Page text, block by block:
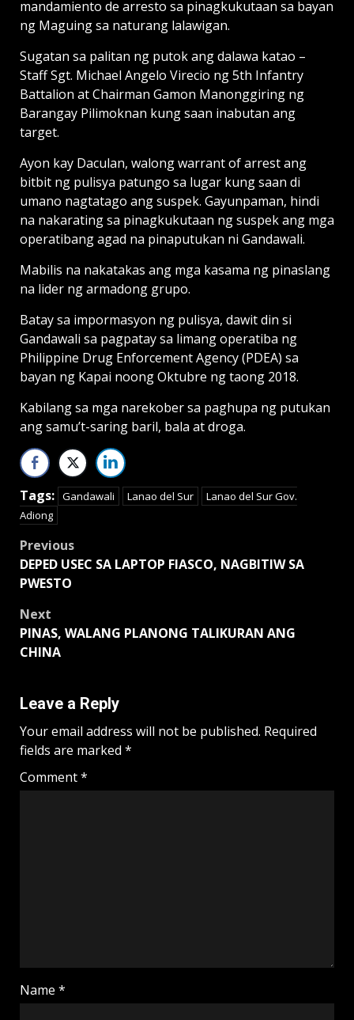
mandamiento de arresto sa pinagkukutaan sa bayan
ng Maguing sa naturang lalawigan.
Sugatan sa palitan ng putok ang dalawa katao –
Staff Sgt. Michael Angelo Virecio ng 5th Infantry
Battalion at Chairman Gamon Manonggiring ng
Barangay Pilimoknan kung saan inabutan ang
target.
Ayon kay Daculan, walong warrant of arrest ang
bitbit ng pulisya patungo sa lugar kung saan di
umano nagtatago ang suspek. Gayunpaman, hindi
na nakarating sa pinagkukutaan ng suspek ang mga
operatibang agad na pinaputukan ni Gandawali.
Mabilis na nakatakas ang mga kasama ng pinaslang
na lider ng armadong grupo.
Batay sa impormasyon ng pulisya, dawit din si
Gandawali sa pagpatay sa limang operatiba ng
Philippine Drug Enforcement Agency (PDEA) sa
bayan ng Kapai noong Oktubre ng taong 2018.
Kabilang sa mga narekober sa paghupa ng putukan
ang samu’t-saring baril, bala at droga.
Tags: Gandawali Lanao del Sur
Lanao del Sur Gov.
Adiong
Post
navigation
Previous
DEPED USEC SA LAPTOP FIASCO, NAGBITIW SA
PWESTO
Next
PINAS, WALANG PLANONG TALIKURAN ANG
CHINA
Leave a Reply
Your email address will not be published. Required
fields are marked *
Comment*
Name *